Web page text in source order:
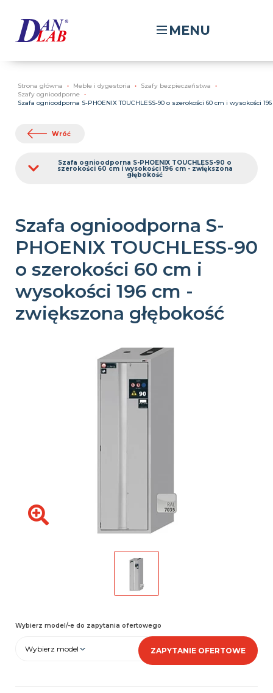
MENU
Strona główna Meble i dygestoria
Szafy bezpieczeństwa
Szafy ognioodporne
Szafa ognioodporna S-PHOENIX TOUCHLESS-90 o szerokości 60 cm i wysokości
Wróć
Szafa ognioodporna S-PHOENIX TOUCHLESS-90 o
szerokości 60 cm i wysokości 196 cm - zwiększona
głębokość
Szafa ognioodporna S-
PHOENIX TOUCHLESS-90
o szerokości 60 cm i
wysokości 196 cm -
zwiększona głębokość
Wybierz model/-e do zapytania ofertowego
Wybierz model ZAPYTANIE OFERTOWE